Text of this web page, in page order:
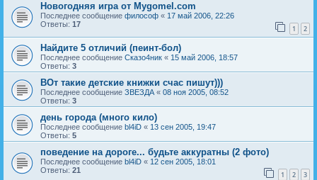
Новогодняя игра от Mygomel.com
Последнее сообщение философ « 17 май 2006, 22:26
Ответы: 17 1 2
Найдите 5 отличий (пеинт-бол)
Последнее сообщение Сказо4ник « 15 май 2006, 18:57
Ответы: 3
ВОт такие детские книжки счас пишут)))
Последнее сообщение ЗВЕЗДА « 08 ноя 2005, 08:52
Ответы: 3
день города (много кило)
Последнее сообщение bl4iD « 13 сен 2005, 19:47
Ответы: 5
поведение на дороге... будьте аккуратны (2 фото)
Последнее сообщение bl4iD « 12 сен 2005, 18:01
Ответы: 21 1 2 3